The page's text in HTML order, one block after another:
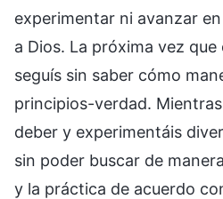
experimentar ni avanzar
a Dios. La próxima vez
seguís sin saber cómo
principios-verdad.
deber y experimentáis
sin poder buscar de
y la práctica de acuerdo